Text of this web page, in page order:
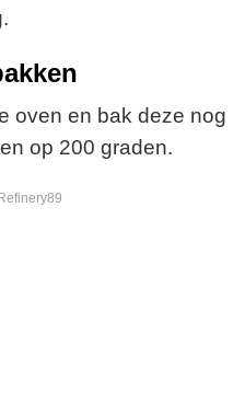
oven en bak deze nog
op 200 graden.